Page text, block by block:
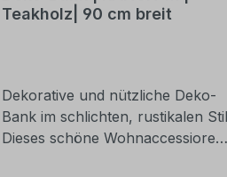
Teakholz| 90 cm breit
Dekorative und nützliche Deko-
Bank im schlichten, rustikalen
Dieses schöne Wohnaccessiore